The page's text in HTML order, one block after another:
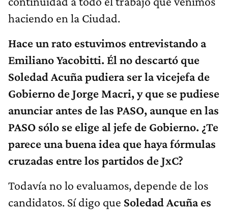
haciendo en la Ciudad.
Hace un rato estuvimos entrevistando a
Emiliano Yacobitti. Él no descartó que
Soledad Acuña pudiera ser la vicejefa de
Gobierno de Jorge Macri, y que se pudiese
anunciar antes de las PASO, aunque en las
PASO sólo se elige al jefe de Gobierno. ¿Te
parece una buena idea que haya fórmulas
cruzadas entre los partidos de JxC?
Todavía no lo evaluamos, depende de los
candidatos. Sí digo que Soledad Acuña es